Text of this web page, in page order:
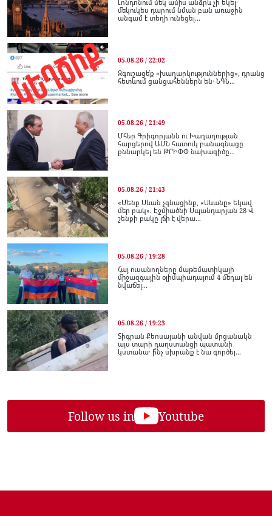
Լոնդոնում մեկ ամիս անձրև չի եկել․
մեկուկես դարում նման բան առաջին
անգամ է տեղի ունեցել...
05.08.26 / 22:02
Զգուշացե՛ք «խաղարկություններից», դրանց
հետևում ցանցահեններն են․ ՆԳՆ...
05.08.26 / 21:49
Մհեր Գրիգորյանն ու Խաղաղության
հարցերով ԱՄՆ հատուկ բանագնացը
քննարկել են ԹՐԻՓՓ նախագիծը...
05.08.26 / 21:43
«Մենք Սևան չգնացինք, «Սևանը» եկավ
մեր բակ». Էջմիածնի Սպանդարյան 28 Վ
շենքի բակը լճի է վերա...
05.08.26 / 19:28
Հայ ուսանողները մաթեմատիկայի
միջազգային օլիմպիադայում 4 մեդալ են
նվաճել...
05.08.26 / 19:23
Տիգրան Քեոսայանի անվան մրցանակն
այս տարի դաղստանցի պատանի
կստանա․ ի՞նչ սխրանք է նա գործել...
Follow us in Youtube